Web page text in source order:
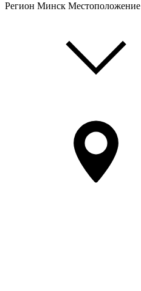
Регион Минск Местоположение